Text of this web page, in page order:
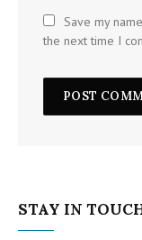
Save my
the next time I
STAY IN